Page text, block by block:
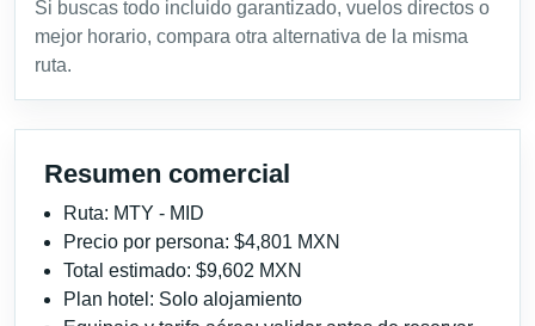
Si buscas todo incluido garantizado, vuelos directos o
mejor horario, compara otra alternativa de la misma
ruta.
Resumen comercial
Ruta: MTY - MID
Precio por persona: $4,801 MXN
Total estimado: $9,602 MXN
Plan hotel: Solo alojamiento